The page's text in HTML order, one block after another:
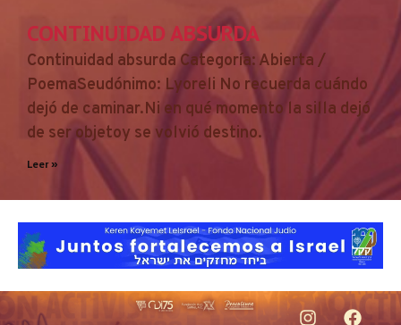
CONTINUIDAD ABSURDA
Continuidad absurda Categoría: Abierta /
PoemaSeudónimo: Lyoreli No recuerda cuándo
dejó de caminar.Ni en qué momento la silla dejó
de ser objetoy se volvió destino.
Leer »